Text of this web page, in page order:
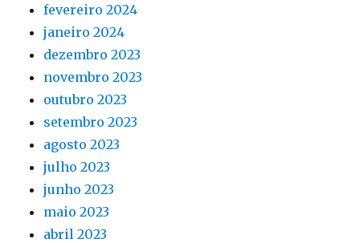
fevereiro 2024
janeiro 2024
dezembro 2023
novembro 2023
outubro 2023
setembro 2023
agosto 2023
julho 2023
junho 2023
maio 2023
abril 2023